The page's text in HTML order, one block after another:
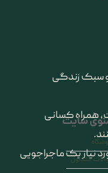
و سبک زندگی
همراه کسانی
نیاز یک ماجراجویی
سایت
متداول